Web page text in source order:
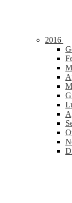
2016